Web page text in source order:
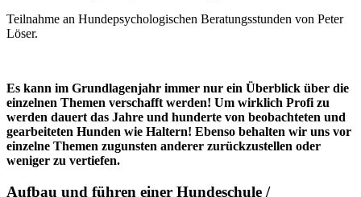
Teilnahme an Hundepsychologischen Beratungsstunden von Peter
Löser.
Es kann im Grundlagenjahr immer nur ein Überblick über die
einzelnen Themen verschafft werden! Um wirklich Profi zu
werden dauert das Jahre und hunderte von beobachteten und
gearbeiteten Hunden wie Haltern! Ebenso behalten wir uns vor
einzelne Themen zugunsten anderer zurückzustellen oder
weniger zu vertiefen.
Aufbau und führen einer Hundeschule /